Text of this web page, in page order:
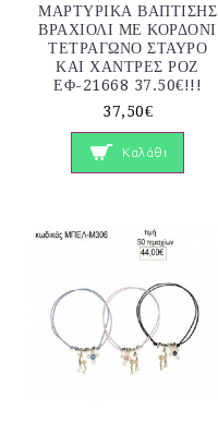
ΜΑΡΤΥΡΙΚΑ ΒΑΠΤΙΣΗΣ
ΒΡΑΧΙΟΛΙ ΜΕ ΚΟΡΔΟΝΙ
ΤΕΤΡΑΓΩΝΟ ΣΤΑΥΡΟ
ΚΑΙ ΧΑΝΤΡΕΣ ΡΟΖ
ΕΦ-21668 37.50€!!!
37,50€
Καλάθι